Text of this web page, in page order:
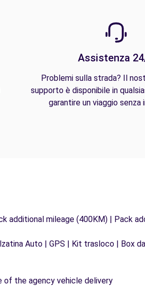
Assistenza
Problemi sulla strada? Il
supporto è disponibile in
garantire un viaggio senza
additional mileage (400KM) | Pack
Auto | GPS | Kit trasloco | Box
of the agency vehicle delivery